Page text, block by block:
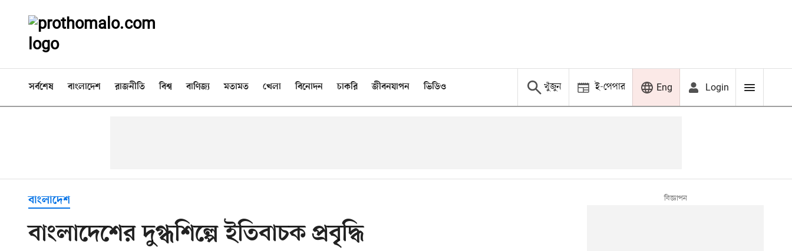
সর্বশেষ বাংলাদেশ রাজনীতি বিশ্ব বাণিজ্য মতামত খেলা বিনোদন চাকরি জীবনযাপন ভিডিও খুঁজুন ই-পেপার Eng Login
বাংলাদেশ
বাংলাদেশের দুগ্ধশিল্পে ইতিবাচক প্রবৃদ্ধি